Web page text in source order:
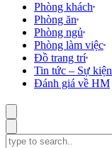
Phòng khách
Phòng ăn
Phòng ngủ
Phòng làm việc
Đồ trang trí
Tin tức – Sự kiện
Đánh giá về HM
Search